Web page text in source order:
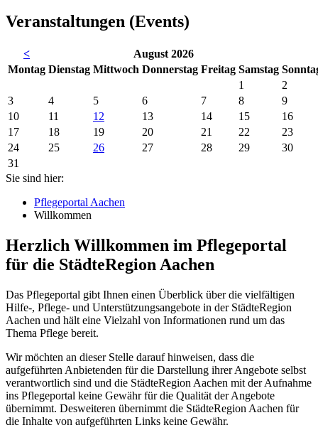
Veranstaltungen (Events)
<
August 2026
Montag Dienstag Mittwoch Donnerstag Freitag Samstag So
1
2
3
4 5 6 7 8
9
10
11 12 13 14 15
16
17
18 19 20 21 22
23
24
25 26 27 28 29
30
31
Sie sind hier:
Pflegeportal Aachen
Willkommen
Herzlich Willkommen im Pflegeportal
für die StädteRegion Aachen
Das Pflegeportal gibt Ihnen einen Überblick über die vielfältigen
Hilfe-, Pflege- und Unterstützungsangebote in der StädteRegion
Aachen und hält eine Vielzahl von Informationen rund um das
Thema Pflege bereit.
Wir möchten an dieser Stelle darauf hinweisen, dass die
aufgeführten Anbietenden für die Darstellung ihrer Angebote selbst
verantwortlich sind und die StädteRegion Aachen mit der Aufnahme
ins Pflegeportal keine Gewähr für die Qualität der Angebote
übernimmt. Desweiteren übernimmt die StädteRegion Aachen für
die Inhalte von aufgeführten Links keine Gewähr.